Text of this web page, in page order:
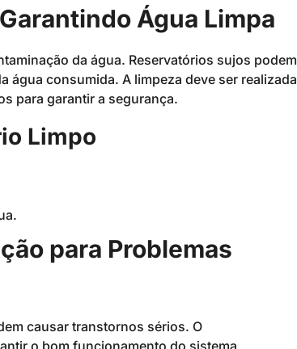
Água Limpa
da água. Reservatórios sujos podem
água consumida. A limpeza deve ser realizada
para garantir a segurança.
Limpo
para Problemas
causar transtornos sérios. O